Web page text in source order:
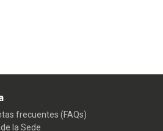
frecuentes (FAQs)
la Sede